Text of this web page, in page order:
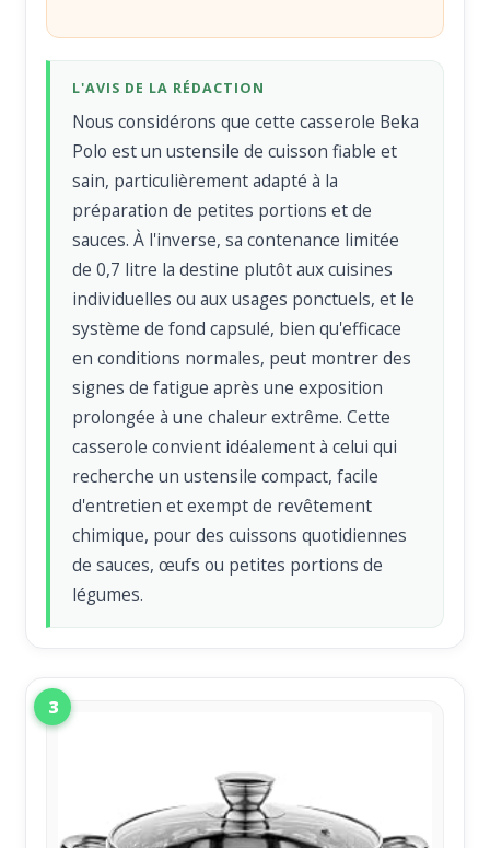
L'AVIS DE LA RÉDACTION
Nous considérons que cette casserole Beka
Polo est un ustensile de cuisson fiable et
sain, particulièrement adapté à la
préparation de petites portions et de
sauces. À l'inverse, sa contenance limitée
de 0,7 litre la destine plutôt aux cuisines
individuelles ou aux usages ponctuels, et le
système de fond capsulé, bien qu'efficace
en conditions normales, peut montrer des
signes de fatigue après une exposition
prolongée à une chaleur extrême. Cette
casserole convient idéalement à celui qui
recherche un ustensile compact, facile
d'entretien et exempt de revêtement
chimique, pour des cuissons quotidiennes
de sauces, œufs ou petites portions de
légumes.
3